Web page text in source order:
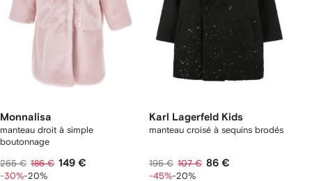
Monnalisa
manteau droit à simple
boutonnage
265 € 186 € 149 €
-30%-20%
Karl Lagerfeld Kids
manteau croisé à sequins brodés
195 € 107 € 86 €
-45%-20%